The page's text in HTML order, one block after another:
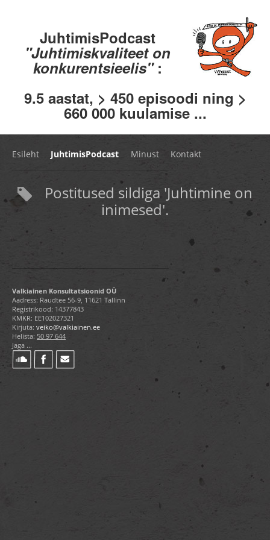
JuhtimisPodcast
"Juhtimiskvaliteet on
konkurentsieelis" :
9.5 aastat, > 450 episoodi ning >
660 000 kuulamise ...
Esileht JuhtimisPodcast Minust Kontakt
Postitused sildiga 'Juhtimine on
inimesed'.
Valkiainen Konsultatsioonid OÜ
Aadress: Raudtee 56-9, 11621 Tallinn
Registrikood: 14377843
KMKR: EE102027321
Kirjuta: veiko@valkiainen.ee
Helista: 50 97 644
Jaga ...